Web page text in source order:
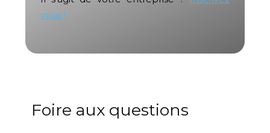
vous !
Foire aux questions